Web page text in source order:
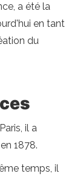
a été la
en tant
du
il a
1878.
temps, il